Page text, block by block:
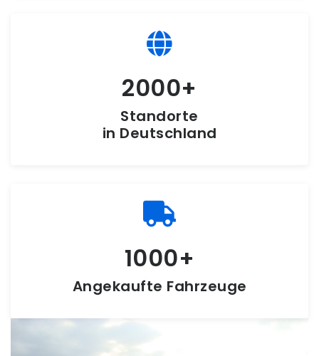
2000
Standorte
in Deutschland
1000
Angekaufte Fahrzeuge